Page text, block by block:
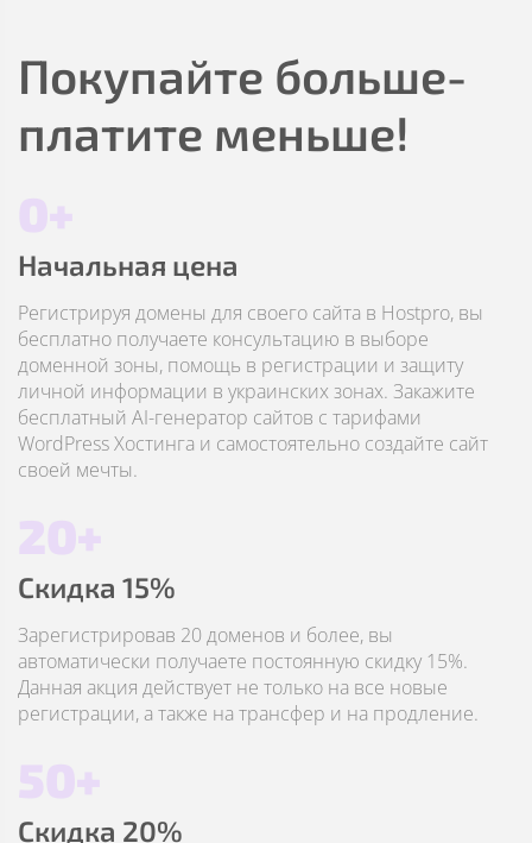
Покупайте больше-
платите меньше!
0+
Начальная цена
Регистрируя домены для своего сайта в Hostpro, вы
бесплатно получаете консультацию в выборе
доменной зоны, помощь в регистрации и защиту
личной информации в украинских зонах. Закажите
бесплатный AI-генератор сайтов с тарифами
WordPress Хостинга и самостоятельно создайте сайт
своей мечты.
20+
Скидка 15%
Зарегистрировав 20 доменов и более, вы
автоматически получаете постоянную скидку 15%.
Данная акция действует не только на все новые
регистрации, а также на трансфер и на продление.
50+
Скидка 20%